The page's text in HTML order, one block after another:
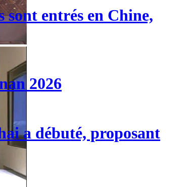
entrés en Chine,
2026
a débuté, proposant